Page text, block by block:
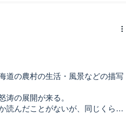
道の農村の生活・風景などの描写
涛の展開が来る。
読んだことがないが、同じくらい